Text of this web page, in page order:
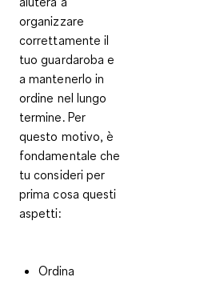
organizzare
correttamente il
tuo guardaroba e
a mantenerlo in
ordine nel lungo
termine. Per
questo motivo, è
fondamentale che
tu consideri per
prima cosa questi
aspetti:
Ordina